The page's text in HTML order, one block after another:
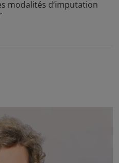
modalités d’imputation